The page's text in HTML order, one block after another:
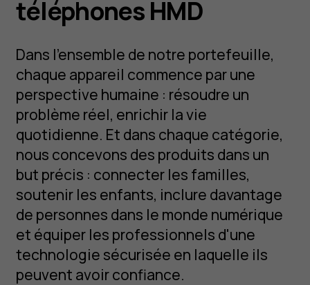
téléphones HMD
Dans l'ensemble de notre portefeuille,
chaque appareil commence par une
perspective humaine : résoudre un
problème réel, enrichir la vie
quotidienne. Et dans chaque catégorie,
nous concevons des produits dans un
but précis : connecter les familles,
soutenir les enfants, inclure davantage
de personnes dans le monde numérique
et équiper les professionnels d'une
technologie sécurisée en laquelle ils
peuvent avoir confiance.